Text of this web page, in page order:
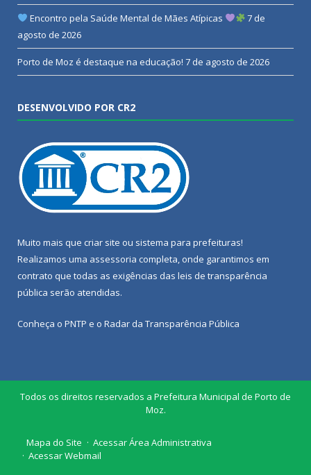
Encontro pela Saúde Mental de Mães Atípicas
7 de
agosto de 2026
Porto de Moz é destaque na educação! 7 de agosto de 2026
DESENVOLVIDO POR CR2
Muito mais que criar site ou sistema para prefeituras!
Realizamos uma assessoria completa, onde garantimos em
contrato que todas as exigências das leis de transparência
pública serão atendidas.
Conheça o PNTP e o Radar da Transparência Pública
Todos os direitos reservados a Prefeitura Municipal de Porto de
Moz.
Mapa do Site
Acessar Área Administrativa
Acessar Webmail